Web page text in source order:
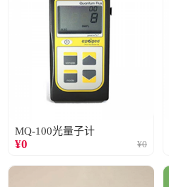
MQ-100光量子计
¥0 ¥0